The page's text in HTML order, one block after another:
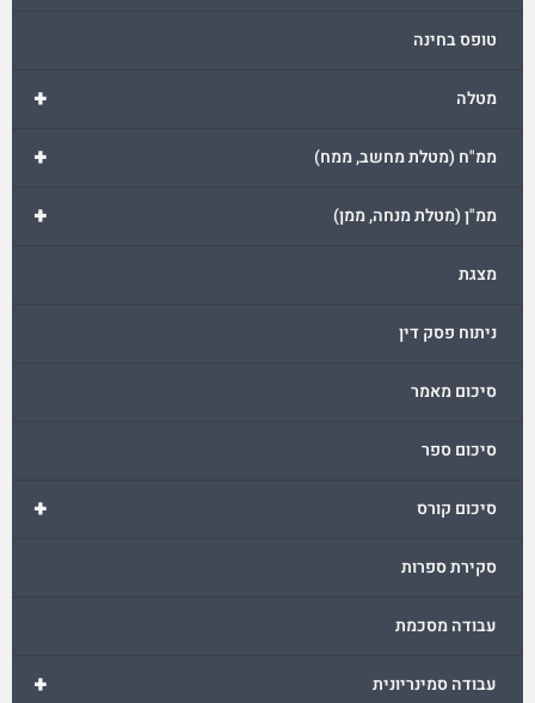
טופס בחינה
+ מטלה
+ ממ"ח (מטלת מחשב, ממח)
+ ממ"ן (מטלת מנחה, ממן)
מצגת
ניתוח פסק דין
סיכום מאמר
סיכום ספר
+ סיכום קורס
סקירת ספרות
עבודה מסכמת
+ עבודה סמינריונית